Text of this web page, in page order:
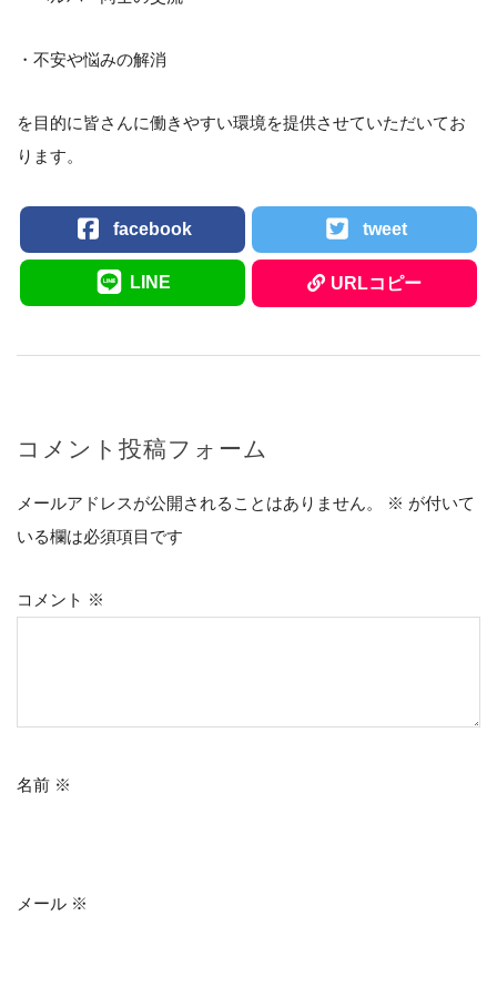
・不安や悩みの解消
を目的に皆さんに働きやすい環境を提供させていただいてお
ります。
facebook tweet
LINE URLコピー
コメント投稿フォーム
メールアドレスが公開されることはありません。 ※ が付いて
いる欄は必須項目です
コメント ※
名前 ※
メール ※